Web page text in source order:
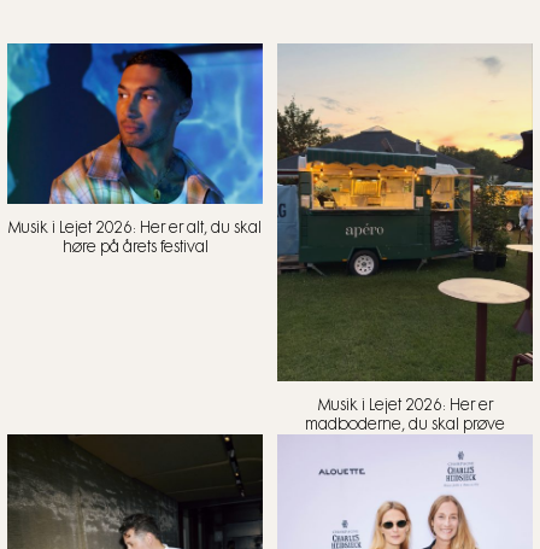
Musik i Lejet 2026: Her er alt, du skal
høre på årets festival
Musik i Lejet 2026: Her er
madboderne, du skal prøve